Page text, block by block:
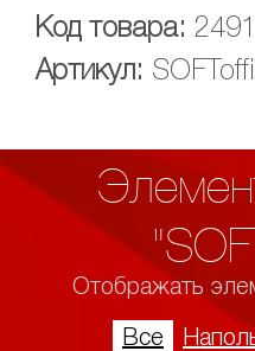
Код товара:
Артикул:
Отображать
Все